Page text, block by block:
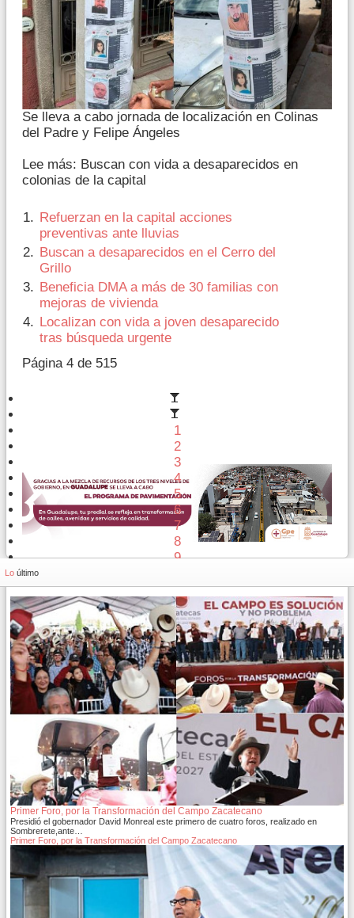
Se lleva a cabo jornada de localización en Colinas
del Padre y Felipe Ángeles
Lee más: Buscan con vida a desaparecidos en
colonias de la capital
Refuerzan en la capital acciones
preventivas ante lluvias
Buscan a desaparecidos en el Cerro del
Grillo
Beneficia DMA a más de 30 familias con
mejoras de vivienda
Localizan con vida a joven desaparecido
tras búsqueda urgente
Página 4 de 515
1
2
3
4
5
6
7
8
9
Lo último
Primer Foro, por la Transformación del Campo Zacatecano
Presidió el gobernador David Monreal este primero de cuatro foros, realizado en
Sombrerete,ante…
Primer Foro, por la Transformación del Campo Zacatecano